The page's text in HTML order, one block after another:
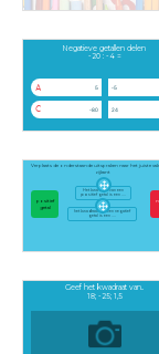
Negatieve getallen delen
-20 : -4 =
A 5 -5
C -80 24
Verplaats de onderstaande uitspraken naar het juiste vak
zijkant
positief
getal
Het kwadraat van een
positief getal is een ....
het kwadraat van een negatief
getal is een ....
Geef het kwadraat van..
18; -25; 1,5